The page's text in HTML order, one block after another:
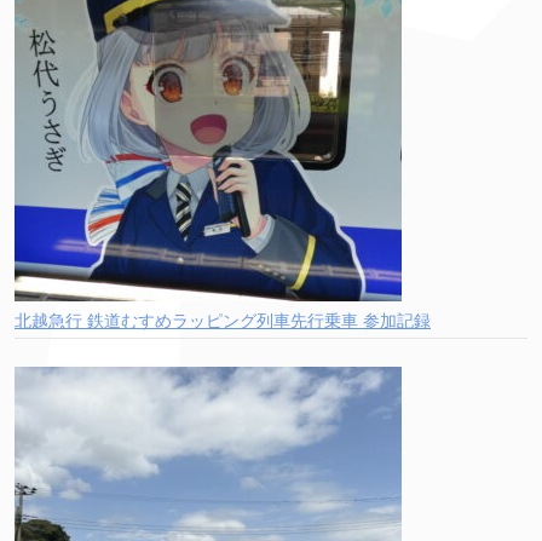
北越急行 鉄道むすめラッピング列車先行乗車 参加記録